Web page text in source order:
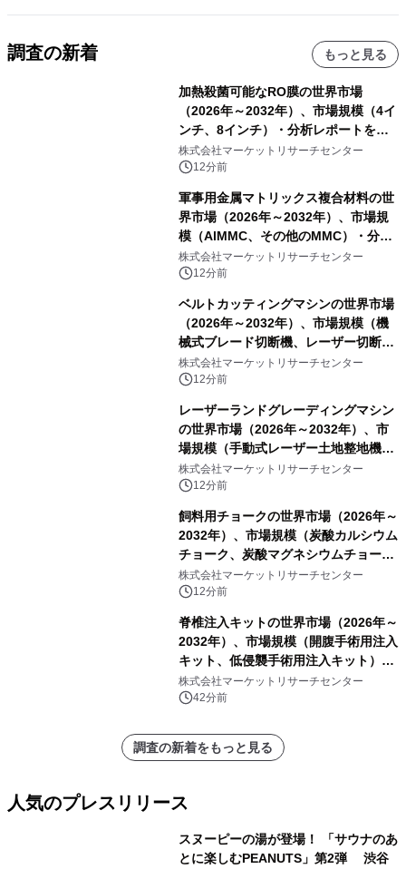
調査の新着 もっと見る
加熱殺菌可能なRO膜の世界市場
（2026年～2032年）、市場規模（4イ
ンチ、8インチ）・分析レポートを発
表
株式会社マーケットリサーチセンター
12分前
軍事用金属マトリックス複合材料の世
界市場（2026年～2032年）、市場規
模（AlMMC、その他のMMC）・分析
レポートを発表
株式会社マーケットリサーチセンター
12分前
ベルトカッティングマシンの世界市場
（2026年～2032年）、市場規模（機
械式ブレード切断機、レーザー切断
機、油圧式切断機、その他）・分析レ
ポートを発表
株式会社マーケットリサーチセンター
12分前
レーザーランドグレーディングマシン
の世界市場（2026年～2032年）、市
場規模（手動式レーザー土地整地機、
自動式レーザー土地整地機）・分析レ
ポートを発表
株式会社マーケットリサーチセンター
12分前
飼料用チョークの世界市場（2026年～
2032年）、市場規模（炭酸カルシウム
チョーク、炭酸マグネシウムチョー
ク、カキ殻チョーク、その他）・分析
レポートを発表
株式会社マーケットリサーチセンター
12分前
脊椎注入キットの世界市場（2026年～
2032年）、市場規模（開腹手術用注入
キット、低侵襲手術用注入キット）・
分析レポートを発表
株式会社マーケットリサーチセンター
42分前
調査の新着をもっと見る
人気のプレスリリース
スヌーピーの湯が登場！ 「サウナのあ
とに楽しむPEANUTS」第2弾 渋谷